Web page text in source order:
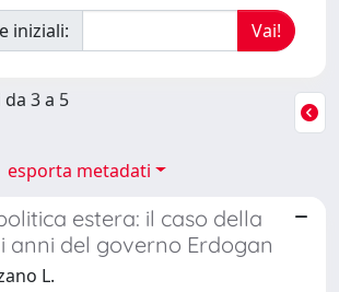
iniziali:
3 a 5
esporta metadati
estera: il caso della
anni del governo Erdogan
L.